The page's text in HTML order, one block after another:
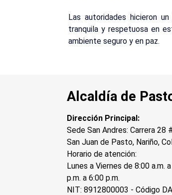
Las autoridades hicieron
tranquila y respetuosa en
ambiente seguro y en paz.
Alcaldía de
Dirección Principal:
Sede San Andres: Carrera 28
San Juan de Pasto, Nariño,
Horario de atención:
Lunes a Viernes de 8:00 a.m.
p.m. a 6:00 p.m.
NIT: 8912800003 - Código